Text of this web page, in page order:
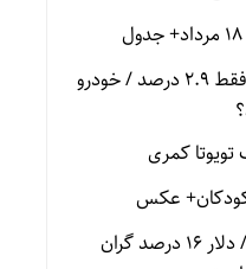
دلار ۴ درصد ریخت، ۲۰۷ فقط ۲.۹ درصد / خودرو
عکس
اظهارات همتی درباره دلار/ دلار ۱۶ درصد گران